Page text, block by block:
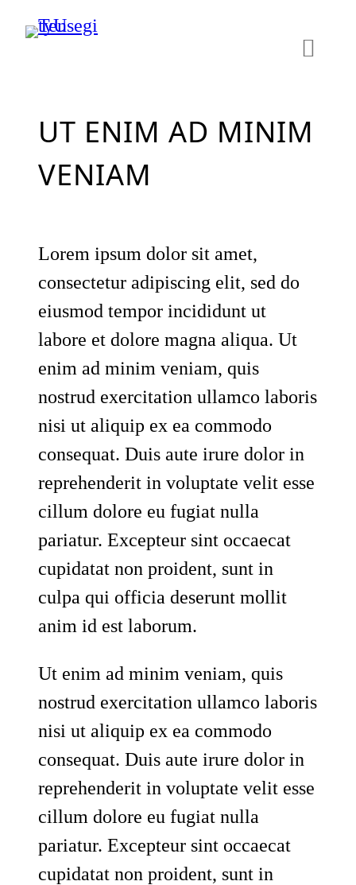
Skip
UT ENIM AD MINIM
VENIAM
Lorem ipsum dolor sit amet,
consectetur adipiscing elit, sed do
eiusmod tempor incididunt ut
labore et dolore magna aliqua. Ut
enim ad minim veniam, quis
nostrud exercitation ullamco laboris
nisi ut aliquip ex ea commodo
consequat. Duis aute irure dolor in
reprehenderit in voluptate velit esse
cillum dolore eu fugiat nulla
pariatur. Excepteur sint occaecat
cupidatat non proident, sunt in
culpa qui officia deserunt mollit
anim id est laborum.
Ut enim ad minim veniam, quis
nostrud exercitation ullamco laboris
nisi ut aliquip ex ea commodo
consequat. Duis aute irure dolor in
reprehenderit in voluptate velit esse
cillum dolore eu fugiat nulla
pariatur. Excepteur sint occaecat
cupidatat non proident, sunt in